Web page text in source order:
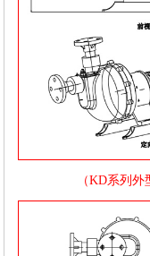
（KD系列外